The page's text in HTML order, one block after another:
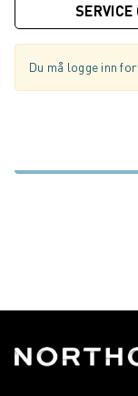
Du må logge inn